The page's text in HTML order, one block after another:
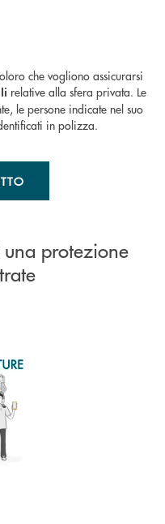
che vogliono assicurarsi
relative alla sfera privata. Le
le persone indicate nel suo
in polizza.
una protezione